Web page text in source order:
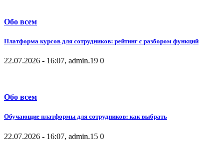
Обо всем
Платформа курсов для сотрудников: рейтинг с разбором функций
22.07.2026 - 16:07, admin.19 0
Обо всем
Обучающие платформы для сотрудников: как выбрать
22.07.2026 - 16:07, admin.15 0